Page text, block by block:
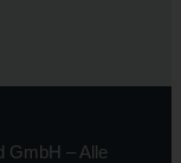
GmbH – Alle